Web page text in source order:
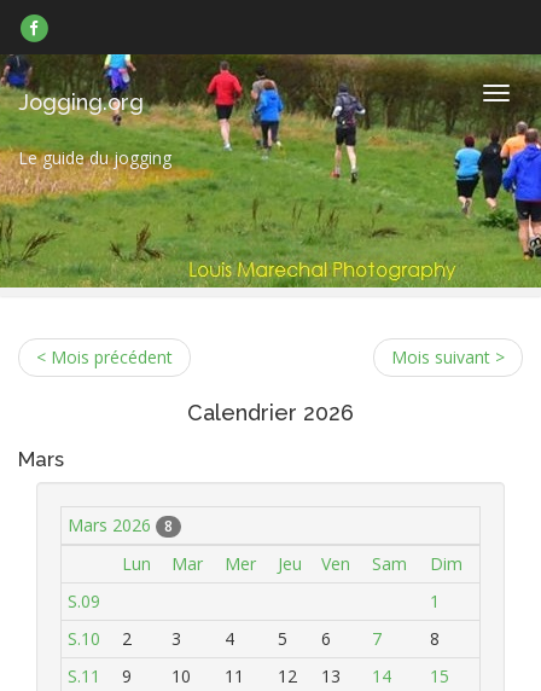
sur
Facebook
Jogging.org
Le guide du jogging
< Mois précédent Mois suivant >
Calendrier 2026
Mars
Mars 2026 8
Lun Mar Mer Jeu Ven Sam
Dim
S.09
1
S.10
2 3 4 5 6 7
8
S.11
9 10 11 12 13 14
15